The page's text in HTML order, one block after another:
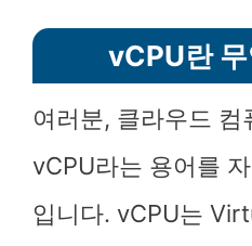
vCPU란
여러분, 클라우드 컴
vCPU라는 용어를
입니다. vCPU는